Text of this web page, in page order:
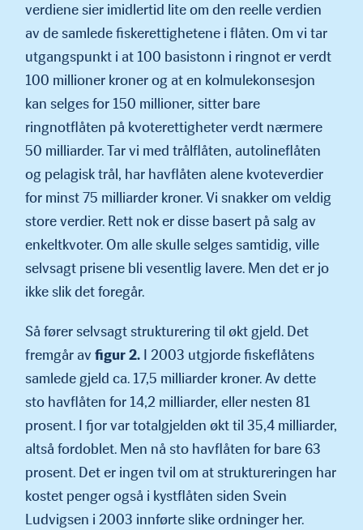
verdiene sier imidlertid lite om den reelle verdien
av de samlede fiskeret­tighetene i flåten. Om vi tar
utgangspunkt i at 100 basistonn i ringnot er verdt
100 millioner kroner og at en kolmulekonsesjon
kan selges for 150 millioner, sitter bare
ringnotflåten på kvo­terettigheter verdt nærmere
50 milliarder. Tar vi med trålflåten, autolineflåten
og pelagisk trål, har havflåten alene kvoteverdier
for minst 75 milliarder kroner. Vi snakker om veldig
store verdi­er. Rett nok er disse basert på salg av
enkeltkvoter. Om alle skulle selges samtidig, ville
selvsagt prisene bli vesentlig lavere. Men det er jo
ikke slik det foregår.
Så fører selvsagt strukturering til økt gjeld. Det
fremgår av figur 2. I 2003 utgjorde fiskeflåtens
samlede gjeld ca. 17,5 milliarder kroner. Av dette
sto havflåten for 14,2 milliarder, eller nesten 81
prosent. I fjor var totalgjelden økt til 35,4 milliarder,
altså fordoblet. Men nå sto havflåten for bare 63
prosent. Det er ingen tvil om at struktureringen har
kostet penger også i kystflåten siden Svein
Ludvigsen i 2003 innførte slike ordninger her.